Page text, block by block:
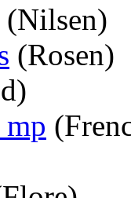
(Nilsen)
(Rosen)